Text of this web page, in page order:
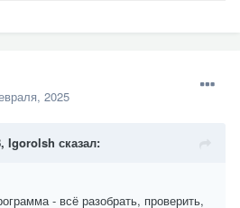
2025
Igorolsh сказал:
- всё разобрать, проверить,